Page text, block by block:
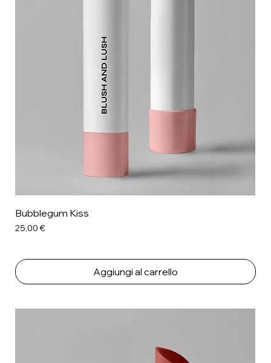
Bubblegum Kiss
Prezzo
25,00 €
Aggiungi al carrello